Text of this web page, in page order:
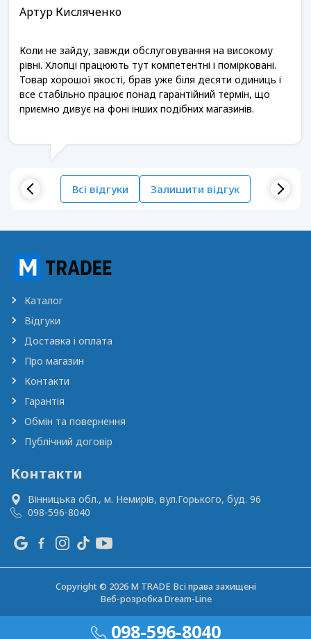
098-596-8040
Артур Кисляченко
Коли не зайду, завжди обслуговування на високому
рівні. Хлопці працюють тут компетентні і помірковані.
Товар хорошої якості, брав уже біля десяти одиниць і
все стабільно працює понад гарантійний термін, що
приємно дивує на фоні інших подібних магазинів.
Всі відгуки Залишити відгук
Каталог
Відгуки
Доставка і оплата
Про магазин
Контакти
Гарантія
Обмін та повернення
Публічний договір
Контакти
Вінницька обл., м. Немирів, вул.Горького, буд. 96
098-596-8040
Copyright © 2026 M TRADE Всі права захищені
Веб-розробкаDream-Line